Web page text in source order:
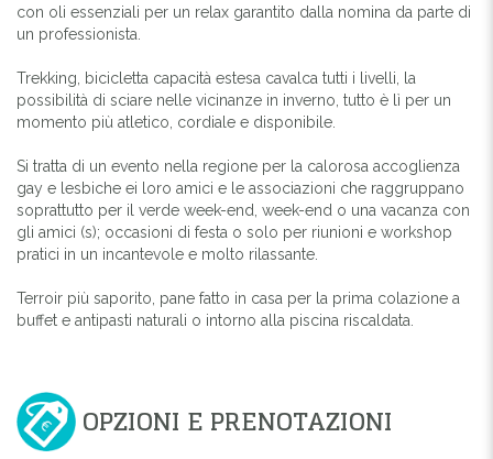
con oli essenziali per un relax garantito dalla nomina da parte di
un professionista.
Trekking, bicicletta capacità estesa cavalca tutti i livelli, la
possibilità di sciare nelle vicinanze in inverno, tutto è lì per un
momento più atletico, cordiale e disponibile.
Si tratta di un evento nella regione per la calorosa accoglienza
gay e lesbiche ei loro amici e le associazioni che raggruppano
soprattutto per il verde week-end, week-end o una vacanza con
gli amici (s); occasioni di festa o solo per riunioni e workshop
pratici in un incantevole e molto rilassante.
Terroir più saporito, pane fatto in casa per la prima colazione a
buffet e antipasti naturali o intorno alla piscina riscaldata.
OPZIONI E PRENOTAZIONI